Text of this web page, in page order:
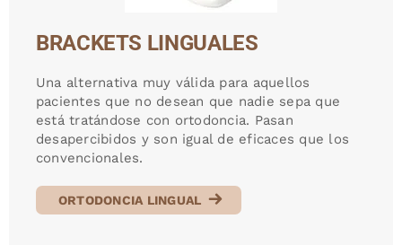
BRACKETS LINGUALES
Una alternativa muy válida para aquellos
pacientes que no desean que nadie sepa que
está tratándose con ortodoncia. Pasan
desapercibidos y son igual de eficaces que los
convencionales.
ORTODONCIA LINGUAL